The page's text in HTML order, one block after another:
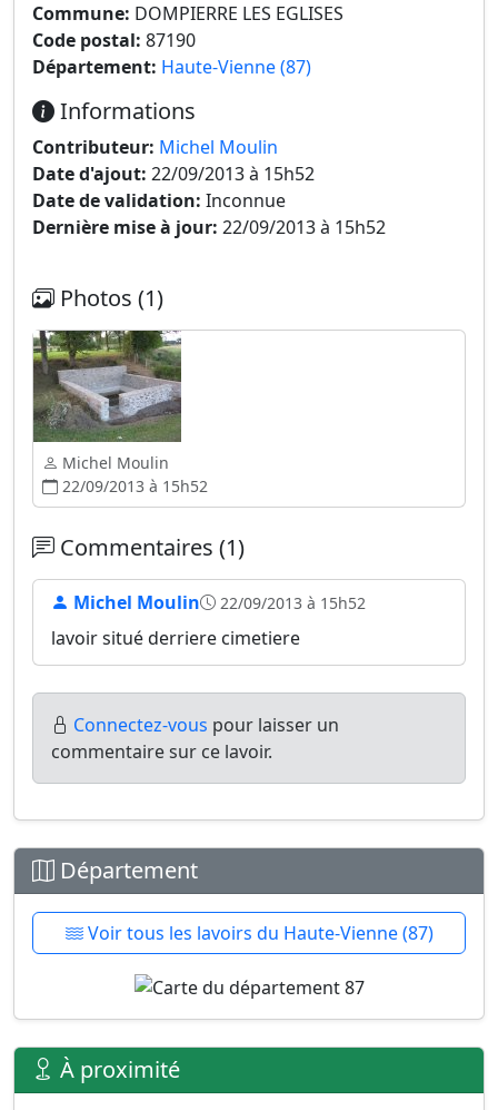
Commune: DOMPIERRE LES EGLISES
Code postal: 87190
Département: Haute-Vienne (87)
Informations
Contributeur: Michel Moulin
Date d'ajout: 22/09/2013 à 15h52
Date de validation: Inconnue
Dernière mise à jour: 22/09/2013 à 15h52
Photos (1)
Michel Moulin
22/09/2013 à 15h52
Commentaires (1)
Michel Moulin 22/09/2013 à 15h52
lavoir situé derriere cimetiere
Connectez-vous pour laisser un
commentaire sur ce lavoir.
Département
Voir tous les lavoirs du Haute-Vienne (87)
À proximité